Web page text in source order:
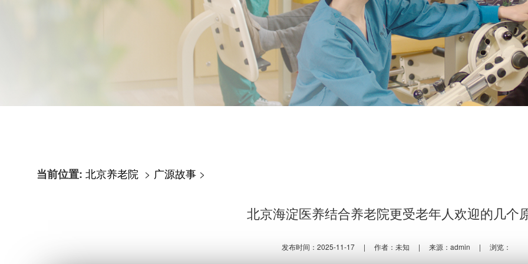
当前位置: 北京养老院 > 广源故事 >
北京海淀医养结合养老院更受老年人欢迎的几个
发布时间：2025-11-17 | 作者：未知 | 来源：admin | 浏览：